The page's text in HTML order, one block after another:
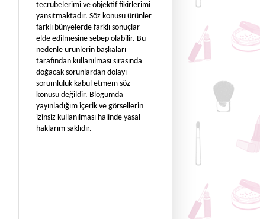
tecrübelerimi ve objektif fikirlerimi
yansıtmaktadır. Söz konusu ürünler
farklı bünyelerde farklı sonuçlar
elde edilmesine sebep olabilir. Bu
nedenle ürünlerin başkaları
tarafından kullanılması sırasında
doğacak sorunlardan dolayı
sorumluluk kabul etmem söz
konusu değildir. Blogumda
yayınladığım içerik ve görsellerin
izinsiz kullanılması halinde yasal
haklarım saklıdır.